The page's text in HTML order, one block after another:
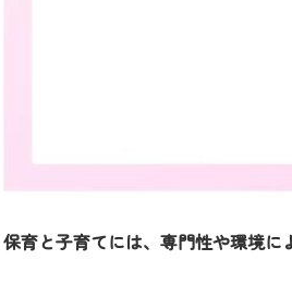
保育と子育てには、専門性や環境に